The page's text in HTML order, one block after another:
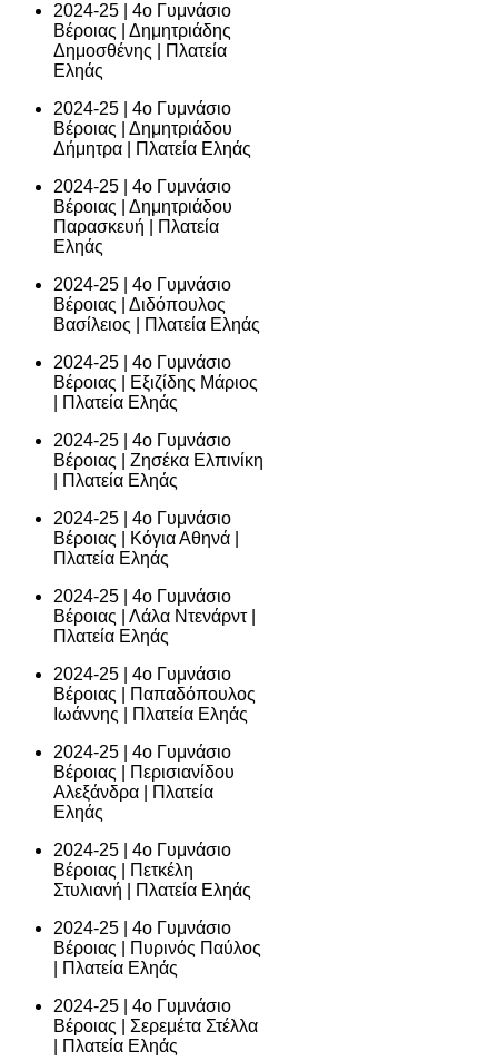
2024-25 | 4ο Γυμνάσιο
Βέροιας | Δημητριάδης
Δημοσθένης | Πλατεία
Εληάς
2024-25 | 4ο Γυμνάσιο
Βέροιας | Δημητριάδου
Δήμητρα | Πλατεία Εληάς
2024-25 | 4ο Γυμνάσιο
Βέροιας | Δημητριάδου
Παρασκευή | Πλατεία
Εληάς
2024-25 | 4ο Γυμνάσιο
Βέροιας | Διδόπουλος
Βασίλειος | Πλατεία Εληάς
2024-25 | 4ο Γυμνάσιο
Βέροιας | Εξιζίδης Μάριος
| Πλατεία Εληάς
2024-25 | 4ο Γυμνάσιο
Βέροιας | Ζησέκα Ελπινίκη
| Πλατεία Εληάς
2024-25 | 4ο Γυμνάσιο
Βέροιας | Κόγια Αθηνά |
Πλατεία Εληάς
2024-25 | 4ο Γυμνάσιο
Βέροιας | Λάλα Ντενάρντ |
Πλατεία Εληάς
2024-25 | 4ο Γυμνάσιο
Βέροιας | Παπαδόπουλος
Ιωάννης | Πλατεία Εληάς
2024-25 | 4ο Γυμνάσιο
Βέροιας | Περισιανίδου
Αλεξάνδρα | Πλατεία
Εληάς
2024-25 | 4ο Γυμνάσιο
Βέροιας | Πετκέλη
Στυλιανή | Πλατεία Εληάς
2024-25 | 4ο Γυμνάσιο
Βέροιας | Πυρινός Παύλος
| Πλατεία Εληάς
2024-25 | 4ο Γυμνάσιο
Βέροιας | Σερεμέτα Στέλλα
| Πλατεία Εληάς